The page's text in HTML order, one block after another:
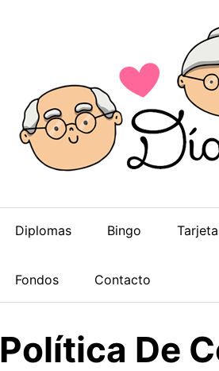
Diplomas Bingo
Fondos Contacto
Política De